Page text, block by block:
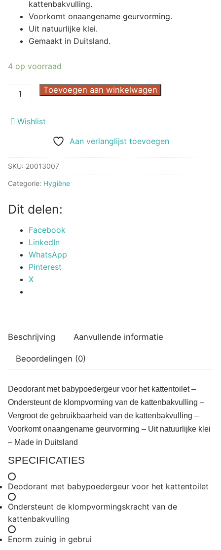
kattenbakvulling.
Voorkomt onaangename geurvorming.
Uit natuurlijke klei.
Gemaakt in Duitsland.
4 op voorraad
Deo
Powder
aantal
Toevoegen aan winkelwagen
Wishlist
Aan verlanglijst toevoegen
SKU: 20013007
Categorie: Hygiëne
Dit delen:
Facebook
LinkedIn
WhatsApp
Pinterest
X
Beschrijving Aanvullende informatie
Beoordelingen (0)
Deodorant met babypoedergeur voor het kattentoilet –
Ondersteunt de klompvorming van de kattenbakvulling –
Vergroot de gebruikbaarheid van de kattenbakvulling –
Voorkomt onaangename geurvorming – Uit natuurlijke klei
– Made in Duitsland
SPECIFICATIES
Deodorant met babypoedergeur voor het kattentoilet
Ondersteunt de klompvormingskracht van de
kattenbakvulling
Enorm zuinig in gebrui